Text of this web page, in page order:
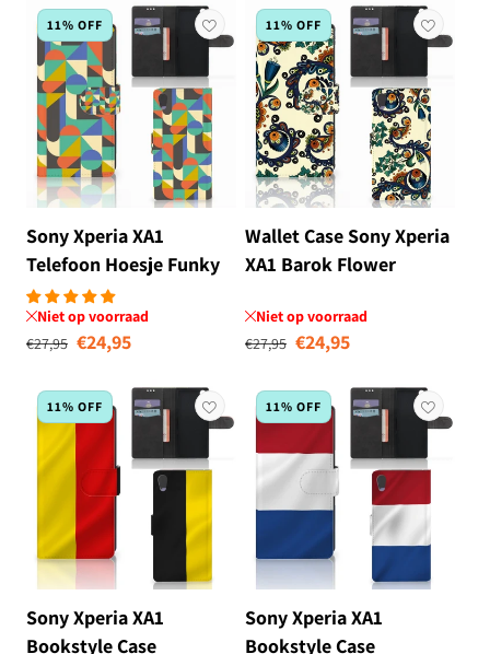
11% OFF
Sony Xperia XA1
Telefoon Hoesje Funky
Retro
Niet op voorraad
Normale prijs
€27,95 Aanbiedingsprijs
€24,95
11% OFF
Wallet Case Sony Xperia
XA1 Barok Flower
Niet op voorraad
Normale prijs
€27,95 €24,95
11% OFF
Sony Xperia XA1
Bookstyle Case
11% OFF
Sony Xperia XA1
Bookstyle Case